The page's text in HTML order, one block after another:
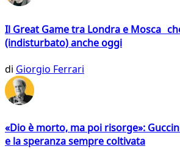
Il Great Game tra Londra e Mosca
(indisturbato) anche oggi
di Giorgio Ferrari
«Dio è morto, ma poi risorge»:
e la speranza sempre coltivata